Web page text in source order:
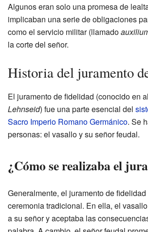
Algunos eran solo una promesa de
implicaban una serie de obligaciones
como el servicio militar (llamado
la corte del señor.
Historia del juramento
El juramento de fidelidad (conocido en
Lehnseid) fue una parte esencial del
Sacro Imperio Romano Germánico. Se
personas: el vasallo y su señor feudal.
¿Cómo se realizaba el
Generalmente, el juramento de
ceremonia tradicional. En ella, el
a su señor y aceptaba las